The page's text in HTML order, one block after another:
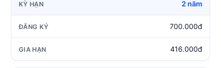
2 năm
700.000đ
416.000đ